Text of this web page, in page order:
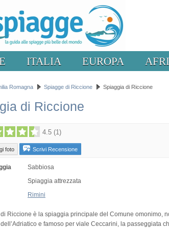
ITALIA EUROPA
Romagna Spiagge di Riccione Spiaggia di Riccione
di Riccione
4.5 (1)
foto Scrivi Recensione
Sabbiosa
Spiaggia attrezzata
Rimini
Riccione è la spiaggia principale del Comune omonimo,
e famoso per viale Ceccarini, la passeggiata